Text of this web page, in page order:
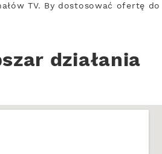
TV. By dostosować ofertę
działania